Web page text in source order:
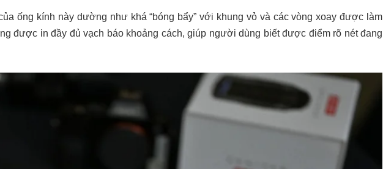
ống kính này dường như khá “bóng bẩy” với khung vỏ và các vòng xoay được làm
được in đầy đủ vạch báo khoảng cách, giúp người dùng biết được điểm rõ nét đang